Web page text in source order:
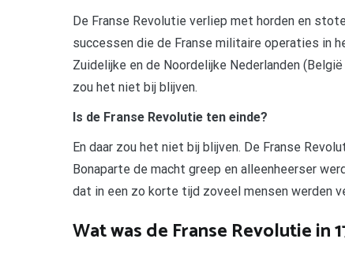
De Franse Revolutie verliep met horden en
successen die de Franse militaire operaties in
Zuidelijke en de Noordelijke Nederlanden
zou het niet bij blijven.
Is de Franse Revolutie ten einde?
En daar zou het niet bij blijven. De Franse
Bonaparte de macht greep en alleenheerser
dat in een zo korte tijd zoveel mensen werden
Wat was de Franse Revolutie in